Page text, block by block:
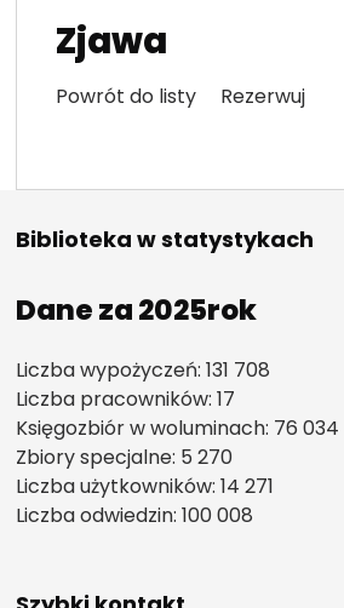
Zjawa
Powrót do listy Rezerwuj
Biblioteka w statystykach
Dane za 2025rok
Liczba wypożyczeń: 131 708
Liczba pracowników: 17
Księgozbiór w woluminach: 76 034
Zbiory specjalne: 5 270
Liczba użytkowników: 14 271
Liczba odwiedzin: 100 008